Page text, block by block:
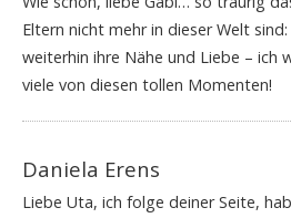
Eltern nicht mehr in dieser Welt
weiterhin ihre Nähe und Liebe – ich
viele von diesen tollen Momenten!
Daniela Erens
Liebe Uta, ich folge deiner Seite,